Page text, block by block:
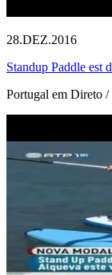
28.DEZ.2016
Standup Paddle est
Portugal em Direto /